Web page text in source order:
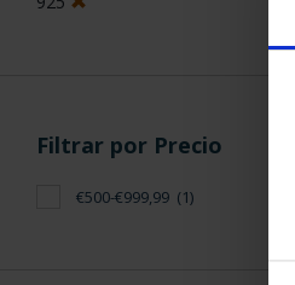
Filtrar por Precio
€500-€999,99 (1)